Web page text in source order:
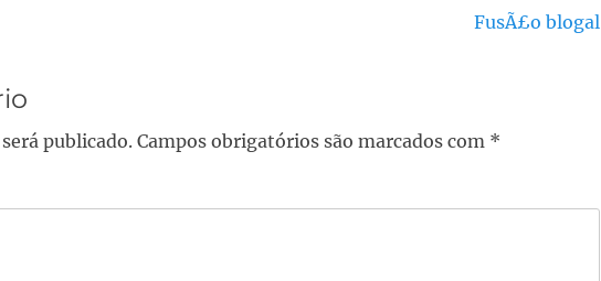
FusÃ£o blogal
publicado. Campos obrigatórios são marcados com *